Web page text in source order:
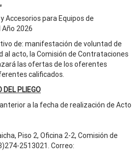
Accesorios para Equipos de
2026
de: manifestación de voluntad de
acto, la Comisión de Contrataciones
las ofertas de los oferentes
calificados.
DEL PLIEGO
a la fecha de realización de Acto
Piso 2, Oficina 2-2, Comisión de
2513021. Correo: